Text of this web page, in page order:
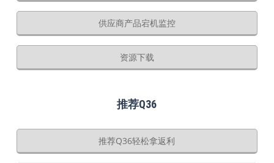
供应商产品宕机监控
资源下载
推荐Q36
推荐Q36轻松拿返利